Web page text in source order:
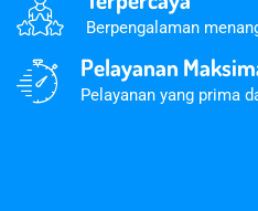
Berpengalaman
Pelayanan
Pelayanan yang prima